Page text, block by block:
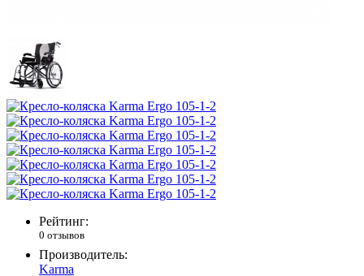
Рейтинг:
0 отзывов
Производитель:
Karma